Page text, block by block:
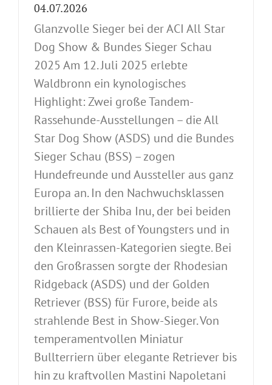
04.07.2026
Glanzvolle Sieger bei der ACI All Star
Dog Show & Bundes Sieger Schau
2025 Am 12. Juli 2025 erlebte
Waldbronn ein kynologisches
Highlight: Zwei große Tandem-
Rassehunde-Ausstellungen – die All
Star Dog Show (ASDS) und die Bundes
Sieger Schau (BSS) – zogen
Hundefreunde und Aussteller aus ganz
Europa an. In den Nachwuchsklassen
brillierte der Shiba Inu, der bei beiden
Schauen als Best of Youngsters und in
den Kleinrassen-Kategorien siegte. Bei
den Großrassen sorgte der Rhodesian
Ridgeback (ASDS) und der Golden
Retriever (BSS) für Furore, beide als
strahlende Best in Show-Sieger. Von
temperamentvollen Miniatur
Bullterriern über elegante Retriever bis
hin zu kraftvollen Mastini Napoletani